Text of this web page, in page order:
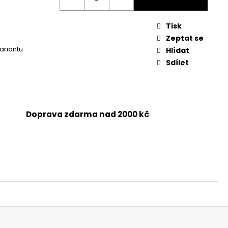
Tisk
Zeptat se
Hlídat
Sdílet
Doprava zdarma nad 2000 kč